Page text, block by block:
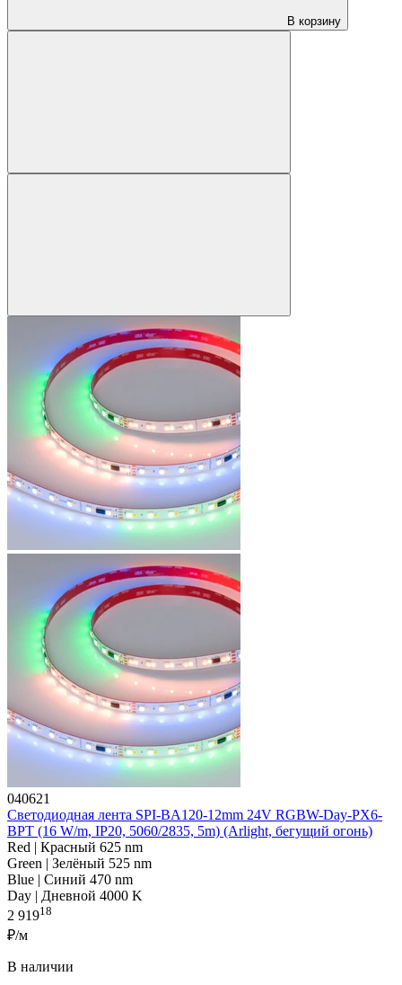
В корзину
040621
Светодиодная лента SPI-BA120-12mm 24V RGBW-Day-PX6-
BPT (16 W/m, IP20, 5060/2835, 5m) (Arlight, бегущий огонь)
Red | Красный 625 nm
Green | Зелёный 525 nm
Blue | Синий 470 nm
Day | Дневной 4000 K
2 91918
₽/м
В наличии